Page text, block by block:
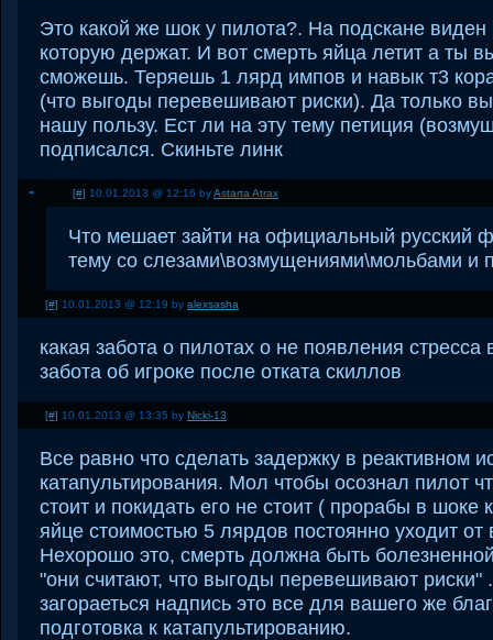
Это какой же шок у пилота?. На подскане виден
которую держат. И вот смерть яйца летит а ты
сможешь. Теряешь 1 лярд импов и навык т3
(что выгоды перевешивают риски). Да только
нашу пользу. Ест ли на эту тему петиция
подписался. Скиньте линк
[#] 10.01.2013 @ 12:16 byAstarta Atrax
Что мешает зайти на официальный русский
тему со слезами\возмущениями\мольбами и
[#] 10.01.2013 @ 12:19 by alexsasha
какая забота о пилотах о не появления стресса
забота об игроке после отката скиллов
[#] 10.01.2013 @ 13:35 by Nicki-13
Все равно что сделать задержку в реактивном
катапультирования. Мол чтобы осознал пилот
стоит и покидать его не стоит ( прорабы в шоке
яйце стоимостью 5 лярдов постоянно уходит от
Нехорошо это, смерть должна быть
"они считают, что выгоды перевешивают риски"
загораеться надпись это все для вашего же
подготовка к катапультированию.